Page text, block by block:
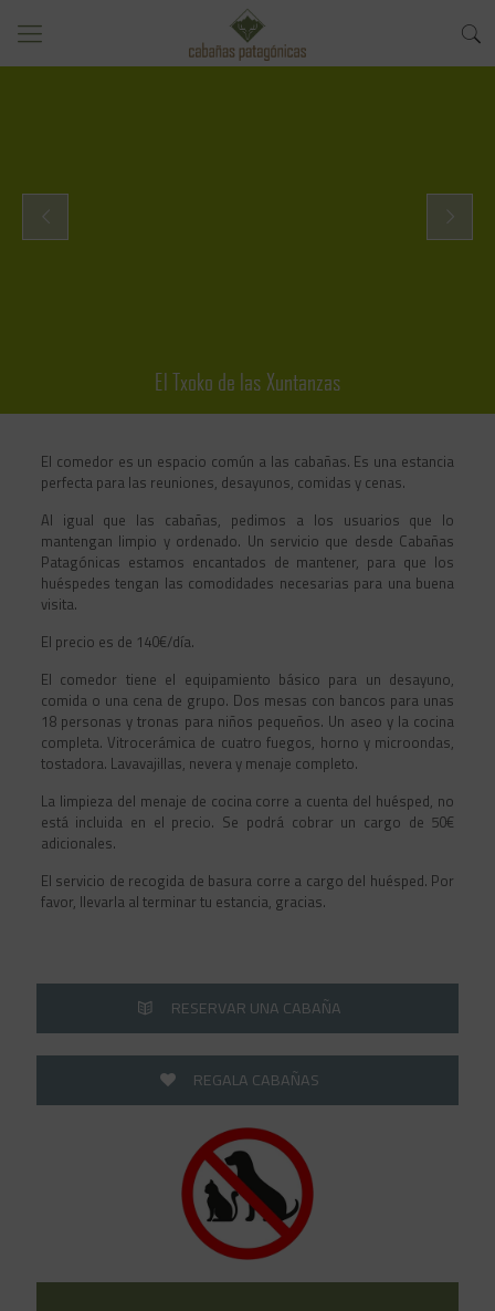
El Txoko de las Xuntanzas
El comedor es un espacio común a las cabañas. Es una estancia
perfecta para las reuniones, desayunos, comidas y cenas.
Al igual que las cabañas, pedimos a los usuarios que lo
mantengan limpio y ordenado. Un servicio que desde Cabañas
Patagónicas estamos encantados de mantener, para que los
huéspedes tengan las comodidades necesarias para una buena
visita.
El precio es de 140€/día.
El comedor tiene el equipamiento básico para un desayuno,
comida o una cena de grupo. Dos mesas con bancos para unas
18 personas y tronas para niños pequeños. Un aseo y la cocina
completa. Vitrocerámica de cuatro fuegos, horno y microondas,
tostadora. Lavavajillas, nevera y menaje completo.
La limpieza del menaje de cocina corre a cuenta del huésped, no
está incluida en el precio. Se podrá cobrar un cargo de 50€
adicionales.
El servicio de recogida de basura corre a cargo del huésped. Por
favor, llevarla al terminar tu estancia, gracias.
RESERVAR UNA CABAÑA
REGALA CABAÑAS